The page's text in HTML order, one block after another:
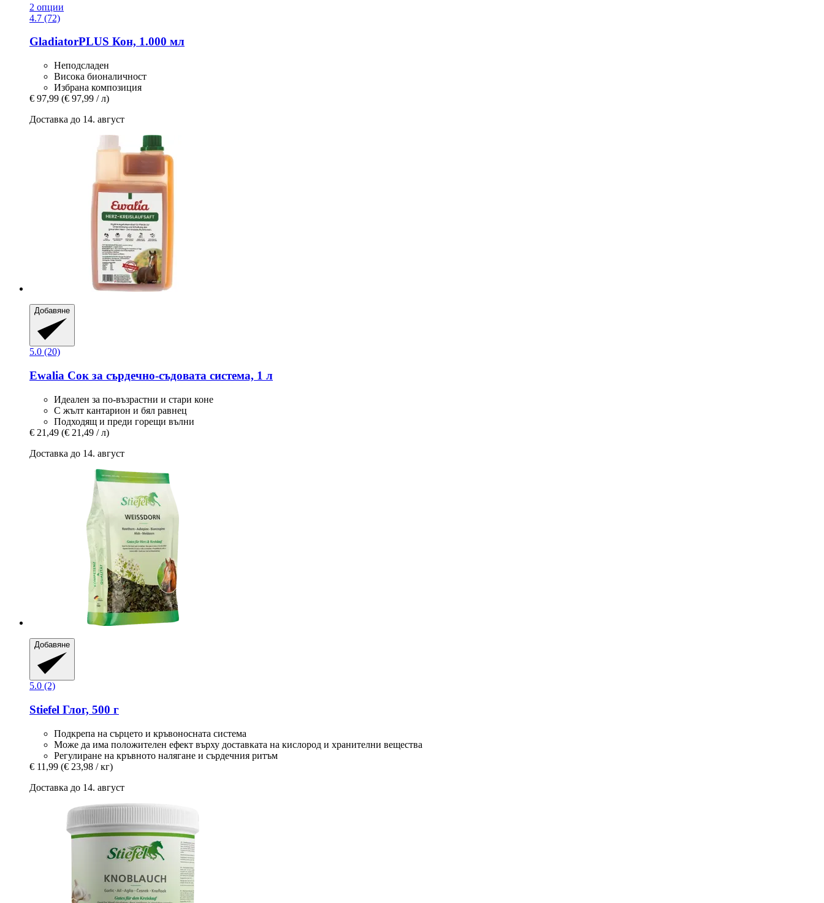
2 опции
4.7 (72)
GladiatorPLUS Кон, 1.000 мл
Неподсладен
Висока бионаличност
Избрана композиция
€ 97,99 (€ 97,99 / л)
Доставка до 14. август
Добавяне
5.0 (20)
Ewalia Сок за сърдечно-​съдовата система, 1 л
Идеален за по-възрастни и стари коне
С жълт кантарион и бял равнец
Подходящ и преди горещи вълни
€ 21,49 (€ 21,49 / л)
Доставка до 14. август
Добавяне
5.0 (2)
Stiefel Глог, 500 г
Подкрепа на сърцето и кръвоносната система
Може да има положителен ефект върху доставката на кислород и хранителни вещества
Регулиране на кръвното налягане и сърдечния ритъм
€ 11,99 (€ 23,98 / кг)
Доставка до 14. август